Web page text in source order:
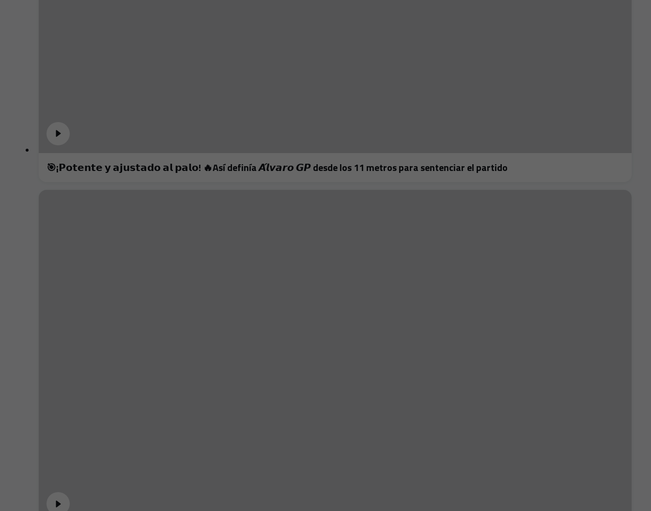
🎯¡𝗣𝗼𝘁𝗲𝗻𝘁𝗲 𝘆 𝗮𝗷𝘂𝘀𝘁𝗮𝗱𝗼 𝗮𝗹 𝗽𝗮𝗹𝗼! 🔥Así definía 𝘼́𝙡𝙫𝙖𝙧𝙤 𝙂𝙋 desde los 11 metros para sentenciar el partido